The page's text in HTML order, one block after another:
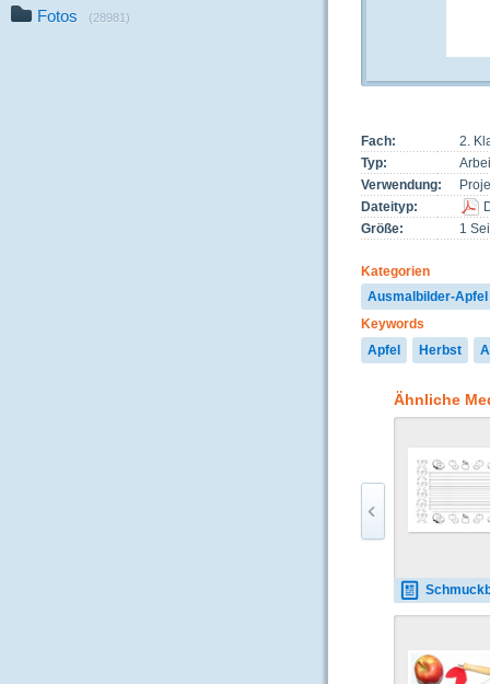
Fotos (28981)
Fach:
2.
Typ:
Verwendung:
Dateityp:
Größe:
1
Kategorien
Ausmalbilder-Apfel
Keywords
Apfel
Herbst
Ähnliche
Schmuckblatt-Apfel-